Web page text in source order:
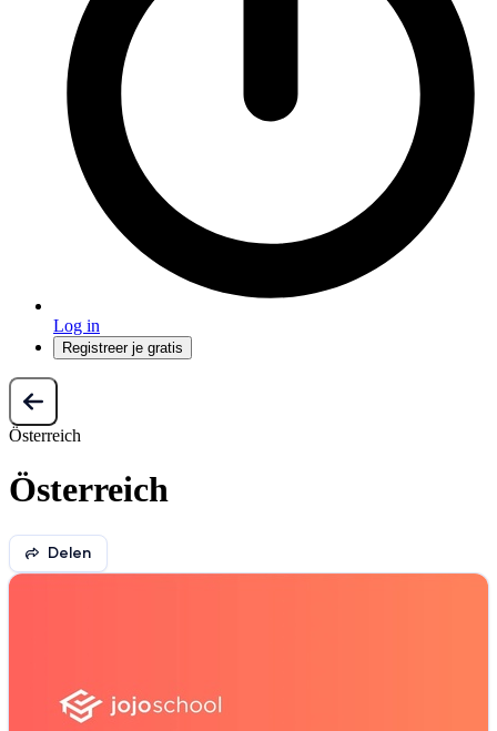
Log in
Registreer je gratis
Österreich
Österreich
Delen